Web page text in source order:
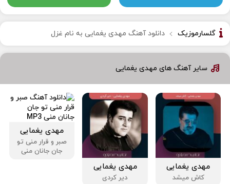
گلسارموزیک دانلود آهنگ مهدی یغمایی به نام غزل
سایر آهنگ های مهدی یغمایی
مهدی یغمایی
کاش میشد
مهدی یغمایی
دیر کردی
مهدی یغمایی
صبر و قرار منی تو
جان جانان منی